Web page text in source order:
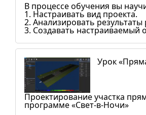
В процессе обучения вы
1. Настраивать вид проекта.
2. Анализировать результаты
3. Создавать настраиваемый
Урок
Проектирование участка
программе «Свет-в-Ночи»